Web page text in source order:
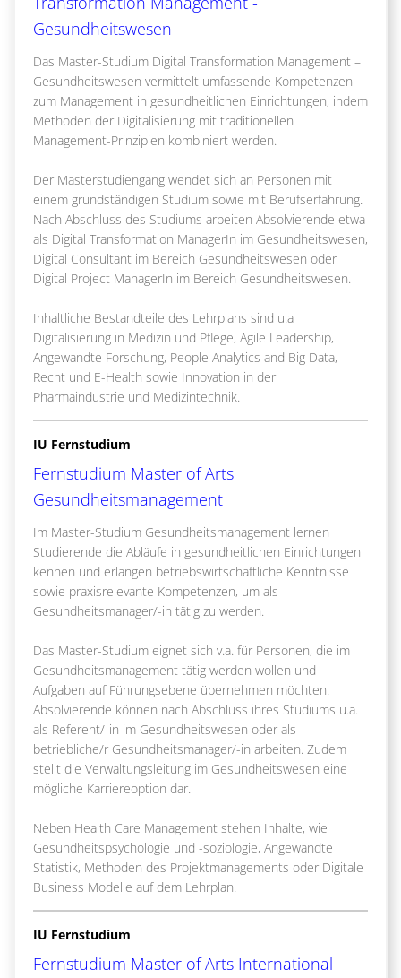
Gesundheitswesen
Das Master-Studium Digital Transformation Management –
Gesundheitswesen vermittelt umfassende Kompetenzen
zum Management in gesundheitlichen Einrichtungen, indem
Methoden der Digitalisierung mit traditionellen
Management-Prinzipien kombiniert werden.
Der Masterstudiengang wendet sich an Personen mit
einem grundständigen Studium sowie mit Berufserfahrung.
Nach Abschluss des Studiums arbeiten Absolvierende etwa
als Digital Transformation ManagerIn im Gesundheitswesen,
Digital Consultant im Bereich Gesundheitswesen oder
Digital Project ManagerIn im Bereich Gesundheitswesen.
Inhaltliche Bestandteile des Lehrplans sind u.a
Digitalisierung in Medizin und Pflege, Agile Leadership,
Angewandte Forschung, People Analytics and Big Data,
Recht und E-Health sowie Innovation in der
Pharmaindustrie und Medizintechnik.
IU Fernstudium
Fernstudium Master of Arts
Gesundheitsmanagement
Im Master-Studium Gesundheitsmanagement lernen
Studierende die Abläufe in gesundheitlichen Einrichtungen
kennen und erlangen betriebswirtschaftliche Kenntnisse
sowie praxisrelevante Kompetenzen, um als
Gesundheitsmanager/-in tätig zu werden.
Das Master-Studium eignet sich v.a. für Personen, die im
Gesundheitsmanagement tätig werden wollen und
Aufgaben auf Führungsebene übernehmen möchten.
Absolvierende können nach Abschluss ihres Studiums u.a.
als Referent/-in im Gesundheitswesen oder als
betriebliche/r Gesundheitsmanager/-in arbeiten. Zudem
stellt die Verwaltungsleitung im Gesundheitswesen eine
mögliche Karriereoption dar.
Neben Health Care Management stehen Inhalte, wie
Gesundheitspsychologie und -soziologie, Angewandte
Statistik, Methoden des Projektmanagements oder Digitale
Business Modelle auf dem Lehrplan.
IU Fernstudium
Fernstudium Master of Arts International